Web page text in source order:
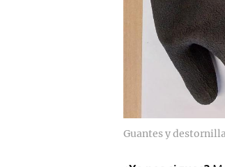
Guantes y